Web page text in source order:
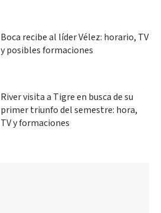
Boca recibe al líder Vélez: horario, TV
y posibles formaciones
River visita a Tigre en busca de su
primer triunfo del semestre: hora,
TV y formaciones